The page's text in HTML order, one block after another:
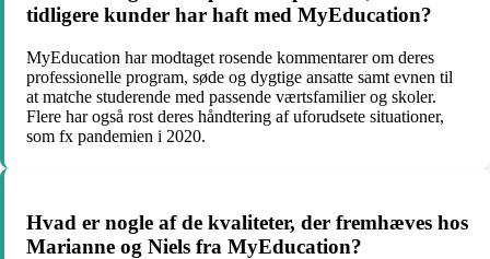
tidligere kunder har haft med MyEducation?
MyEducation har modtaget rosende kommentarer om deres
professionelle program, søde og dygtige ansatte samt evnen til
at matche studerende med passende værtsfamilier og skoler.
Flere har også rost deres håndtering af uforudsete situationer,
som fx pandemien i 2020.
Hvad er nogle af de kvaliteter, der fremhæves hos
Marianne og Niels fra MyEducation?